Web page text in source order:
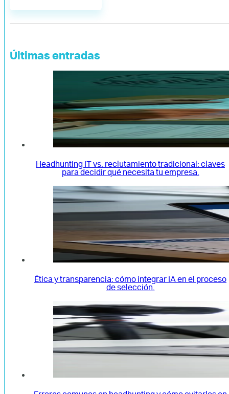
Últimas entradas
Headhunting IT vs. reclutamiento tradicional: claves
para decidir qué necesita tu empresa.
Ética y transparencia: cómo integrar IA en el proceso
de selección.